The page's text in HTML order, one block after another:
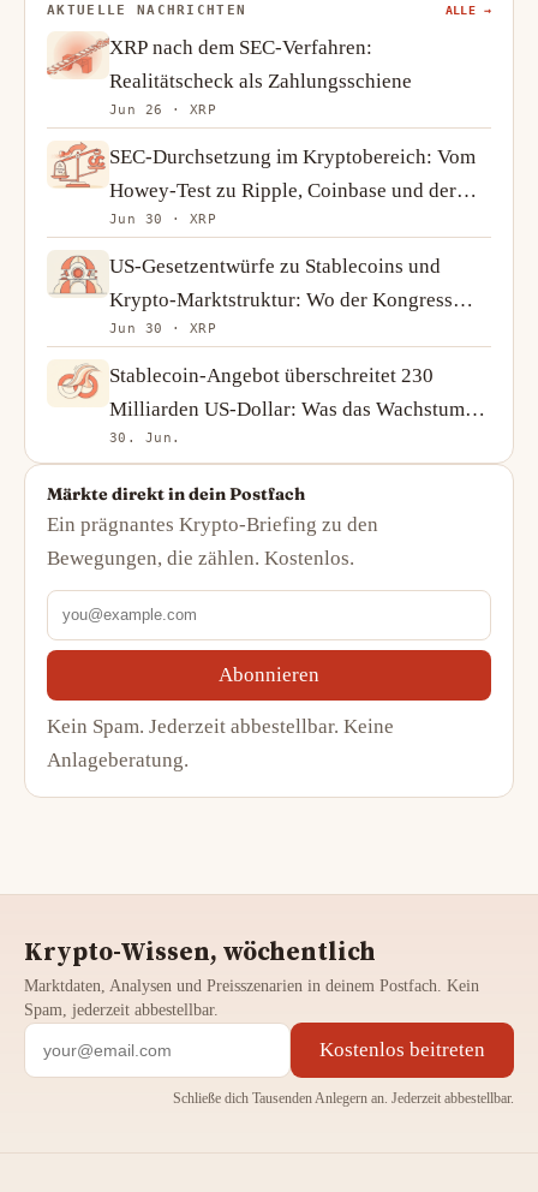
AKTUELLE NACHRICHTEN ALLE →
XRP nach dem SEC-Verfahren:
Realitätscheck als Zahlungsschiene
Jun 26 · XRP
SEC-Durchsetzung im Kryptobereich: Vom
Howey-Test zu Ripple, Coinbase und der
Kehrtwende 2025
Jun 30 · XRP
US-Gesetzentwürfe zu Stablecoins und
Krypto-Marktstruktur: Wo der Kongress
steht und warum das wichtig ist
Jun 30 · XRP
Stablecoin-Angebot überschreitet 230
Milliarden US-Dollar: Was das Wachstum
von USDT und USDC über die Krypto-
30. Jun.
Märkte direkt in dein Postfach
Ein prägnantes Krypto-Briefing zu den
Bewegungen, die zählen. Kostenlos.
Abonnieren
Kein Spam. Jederzeit abbestellbar. Keine
Anlageberatung.
Krypto-Wissen, wöchentlich
Marktdaten, Analysen und Preisszenarien in deinem Postfach. Kein
Spam, jederzeit abbestellbar.
Kostenlos beitreten
Schließe dich Tausenden Anlegern an. Jederzeit abbestellbar.